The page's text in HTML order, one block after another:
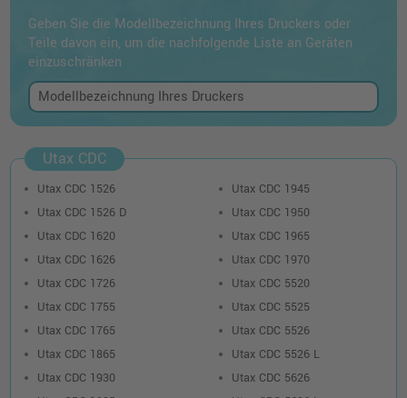
Geben Sie die Modellbezeichnung Ihres Druckers oder
Teile davon ein, um die nachfolgende Liste an Geräten
einzuschränken
Utax CDC
Utax CDC 1526
Utax CDC 1526 D
Utax CDC 1620
Utax CDC 1626
Utax CDC 1726
Utax CDC 1755
Utax CDC 1765
Utax CDC 1865
Utax CDC 1930
Utax CDC 1945
Utax CDC 1950
Utax CDC 1965
Utax CDC 1970
Utax CDC 5520
Utax CDC 5525
Utax CDC 5526
Utax CDC 5526 L
Utax CDC 5626